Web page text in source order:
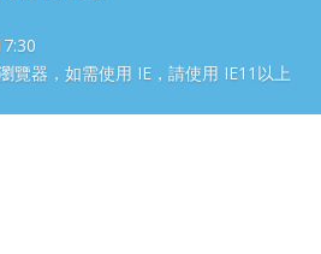
17:30
覽器，如需使用 IE，請使用 IE11以上